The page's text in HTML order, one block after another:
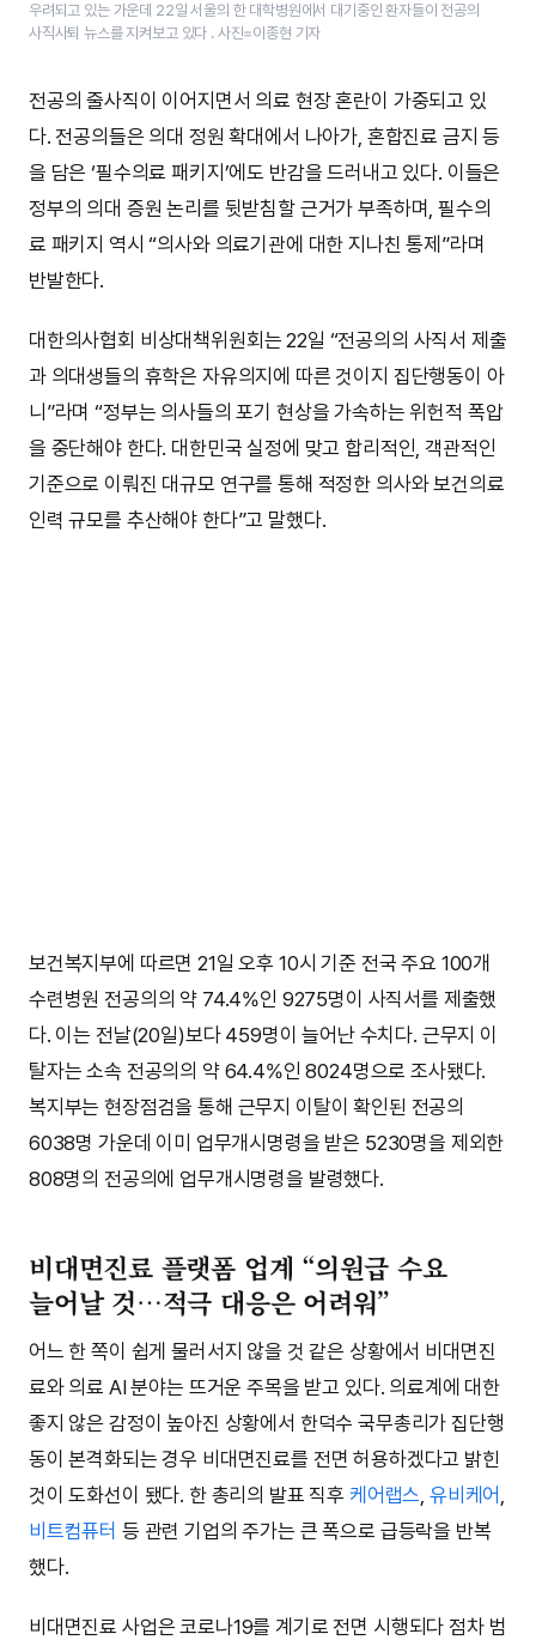
우려되고 있는 가운데 22일 서울의 한 대학병원에서 대기중인 환자들이 전공의
사직사퇴 뉴스를 지켜보고 있다 . 사진=이종현 기자
전공의 줄사직이 이어지면서 의료 현장 혼란이 가중되고 있
다. 전공의들은 의대 정원 확대에서 나아가, 혼합진료 금지 등
을 담은 ‘필수의료 패키지’에도 반감을 드러내고 있다. 이들은
정부의 의대 증원 논리를 뒷받침할 근거가 부족하며, 필수의
료 패키지 역시 “의사와 의료기관에 대한 지나친 통제”라며
반발한다.
대한의사협회 비상대책위원회는 22일 “전공의의 사직서 제출
과 의대생들의 휴학은 자유의지에 따른 것이지 집단행동이 아
니”라며 “정부는 의사들의 포기 현상을 가속하는 위헌적 폭압
을 중단해야 한다. 대한민국 실정에 맞고 합리적인, 객관적인
기준으로 이뤄진 대규모 연구를 통해 적정한 의사와 보건의료
인력 규모를 추산해야 한다”고 말했다.
보건복지부에 따르면 21일 오후 10시 기준 전국 주요 100개
수련병원 전공의의 약 74.4%인 9275명이 사직서를 제출했
다. 이는 전날(20일)보다 459명이 늘어난 수치다. 근무지 이
탈자는 소속 전공의의 약 64.4%인 8024명으로 조사됐다.
복지부는 현장점검을 통해 근무지 이탈이 확인된 전공의
6038명 가운데 이미 업무개시명령을 받은 5230명을 제외한
808명의 전공의에 업무개시명령을 발령했다.
비대면진료 플랫폼 업계 “의원급 수요
늘어날 것…적극 대응은 어려워”
어느 한 쪽이 쉽게 물러서지 않을 것 같은 상황에서 비대면진
료와 의료 AI 분야는 뜨거운 주목을 받고 있다. 의료계에 대한
좋지 않은 감정이 높아진 상황에서 한덕수 국무총리가 집단행
동이 본격화되는 경우 비대면진료를 전면 허용하겠다고 밝힌
것이 도화선이 됐다. 한 총리의 발표 직후 케어랩스, 유비케어 ,
비트컴퓨터 등 관련 기업의 주가는 큰 폭으로 급등락을 반복
했다.
비대면진료 사업은 코로나19를 계기로 전면 시행되다 점차 범